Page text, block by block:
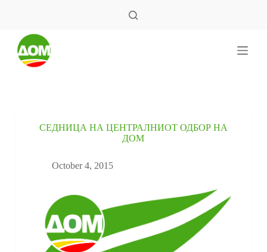
СЕДНИЦА НА ЦЕНТРАЛНИОТ ОДБОР НА
ДОМ
October 4, 2015